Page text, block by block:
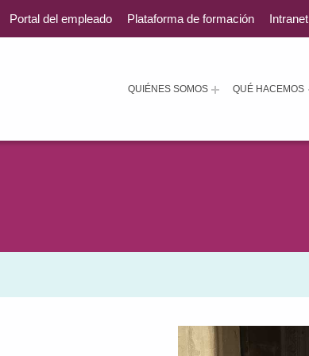
QUIÉNES SOMOS QUÉ HACEMOS
Portal del empleado Plataforma de formación Intranet